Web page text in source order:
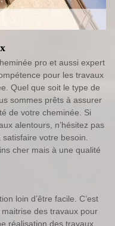
pro et aussi expert
pour les travaux
Quel que soit le type de
sommes prêts à assurer
de votre cheminée. Si
alentours, n’hésitez pas
votre besoin.
cher mais à une qualité
loin d’être facile. C’est
des travaux pour
réalisation des travaux.